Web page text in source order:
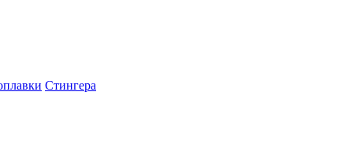
Стингера